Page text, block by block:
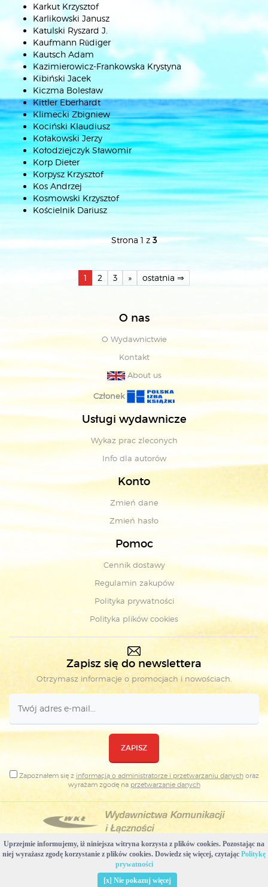
Karkut Krzysztof
Karlikowski Janusz
Katulski Ryszard J.
Kaufmann Rüdiger
Kautsch Adam
Kazimierowicz-Frankowska Krystyna
Kibiński Jacek
Kiczma Bolesław
Kittler Eberhardt
Klimecki Zbigniew
Kociński Klaudiusz
Kołakowski Jerzy
Kołodziejczyk Sławomir
Korp Dieter
Korpysz Krzysztof
Kos Andrzej
Kosmowski Krzysztof
Kościelnik Dariusz
Strona 1 z3
1 2 3 » ostatnia ⇒
O nas
O Wydawnictwie
Kontakt
About us
Członek
Usługi wydawnicze
Wykaz prac zleconych
Info dla autorów
Konto
Zmień dane
Zmień hasło
Pomoc
Cennik dostawy
Regulamin zakupów
Polityka prywatności
Polityka plików cookies
Zapisz się do newslettera
Otrzymasz informacje o promocjach i nowościach.
ZAPISZ
Zapoznałem się z informacją o administratorze i przetwarzaniu danychoraz
wyrażam zgodę na przetwarzanie danych
Copyright © Wydawnictwa Komunikacji i Łączności
Projekt i realizacja: WKŁ & Plovedesign
Usuń pliki cookies stworzone przez tę witrynę
Uprzejmie informujemy, iż niniejsza witryna korzysta z plików cookies. Pozostając na
niej wyrażasz zgodę korzystanie z plików cookies. Dowiedz się więcej, czytając Politykę
prywatności
[x] Nie pokazuj więcej